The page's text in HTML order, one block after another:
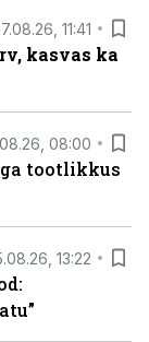
11:41
kasvas ka
08:00
tootlikkus
13:22